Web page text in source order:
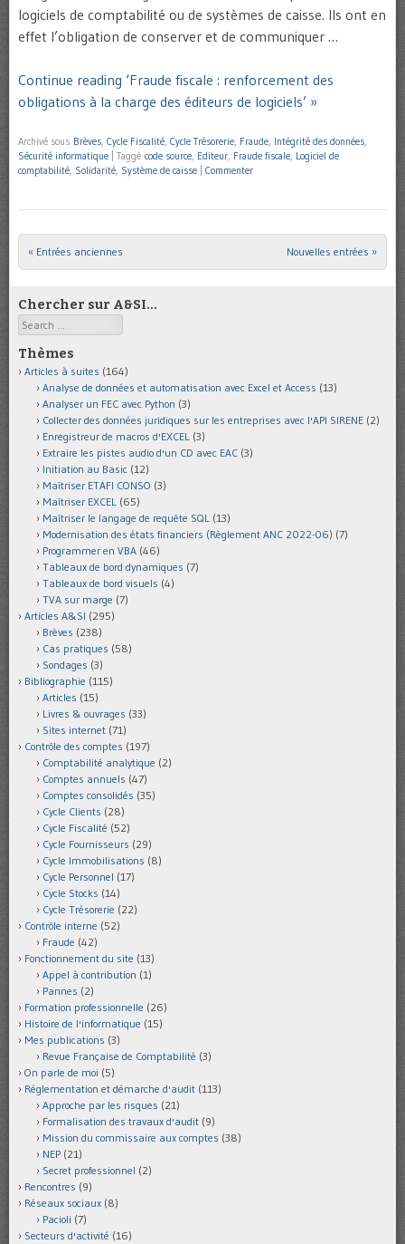
logiciels de comptabilité ou de systèmes de caisse. Ils ont en
effet l’obligation de conserver et de communiquer …
Continue reading ‘Fraude fiscale : renforcement des
obligations à la charge des éditeurs de logiciels’ »
Archivé sous Brèves, Cycle Fiscalité, Cycle Trésorerie, Fraude, Intégrité des données,
Sécurité informatique
Taggé code source, Editeur, Fraude fiscale, Logiciel de
comptabilité, Solidarité, Système de caisse Commenter
Post navigation
« Entrées anciennes Nouvelles entrées »
Chercher sur A&SI…
Search
Thèmes
Articles à suites (164)
Analyse de données et automatisation avec Excel et Access (13)
Analyser un FEC avec Python (3)
Collecter des données juridiques sur les entreprises avec l'API SIRENE (2)
Enregistreur de macros d'EXCEL (3)
Extraire les pistes audio d'un CD avec EAC (3)
Initiation au Basic (12)
Maîtriser ETAFI CONSO (3)
Maîtriser EXCEL (65)
Maîtriser le langage de requête SQL (13)
Modernisation des états financiers (Règlement ANC 2022-06) (7)
Programmer en VBA (46)
Tableaux de bord dynamiques (7)
Tableaux de bord visuels (4)
TVA sur marge (7)
Articles A&SI (295)
Brèves (238)
Cas pratiques (58)
Sondages (3)
Bibliographie (115)
Articles (15)
Livres & ouvrages (33)
Sites internet (71)
Contrôle des comptes (197)
Comptabilité analytique (2)
Comptes annuels (47)
Comptes consolidés (35)
Cycle Clients (28)
Cycle Fiscalité (52)
Cycle Fournisseurs (29)
Cycle Immobilisations (8)
Cycle Personnel (17)
Cycle Stocks (14)
Cycle Trésorerie (22)
Contrôle interne (52)
Fraude (42)
Fonctionnement du site (13)
Appel à contribution (1)
Pannes (2)
Formation professionnelle (26)
Histoire de l'informatique (15)
Mes publications (3)
Revue Française de Comptabilité (3)
On parle de moi (5)
Réglementation et démarche d'audit (113)
Approche par les risques (21)
Formalisation des travaux d'audit (9)
Mission du commissaire aux comptes (38)
NEP (21)
Secret professionnel (2)
Rencontres (9)
Réseaux sociaux (8)
Pacioli (7)
Secteurs d'activité (16)